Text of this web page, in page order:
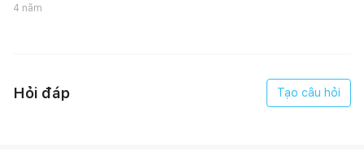
Nam.
4 năm
Hỏi đáp Tạo câu hỏi